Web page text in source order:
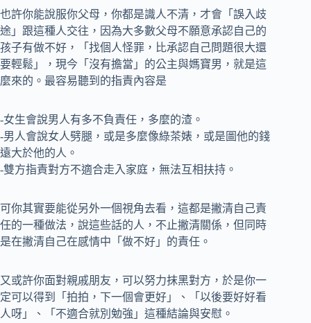
也許你能說服你父母，你都是識人不清，才會「誤入歧
途」跟這種人交往，因為大多數父母不願意承認自己的
孩子有做不好，「找個人怪罪，比承認自己問題很大還
要輕鬆」，現今「沒有擔當」的公主與媽寶男，就是這
麼來的。最容易聽到的指責內容是
-女生會說男人有多不負責任，多麼的渣。
-男人會說女人劈腿，或是多麼像綠茶婊，或是圖他的錢
遠大於他的人。
-雙方指責對方不適合走入家庭，無法互相扶持。
可你其實要能從另外一個視角去看，這都是撇清自己責
任的一種做法，說這些話的人，不止撇清關係，但同時
是在撇清自己在感情中「做不好」的責任。
又或許你面對親戚朋友，可以努力抹黑對方，於是你一
定可以得到「拍拍，下一個會更好」、「以後要好好看
人呀」、「不適合就別勉強」這種結論與安慰。